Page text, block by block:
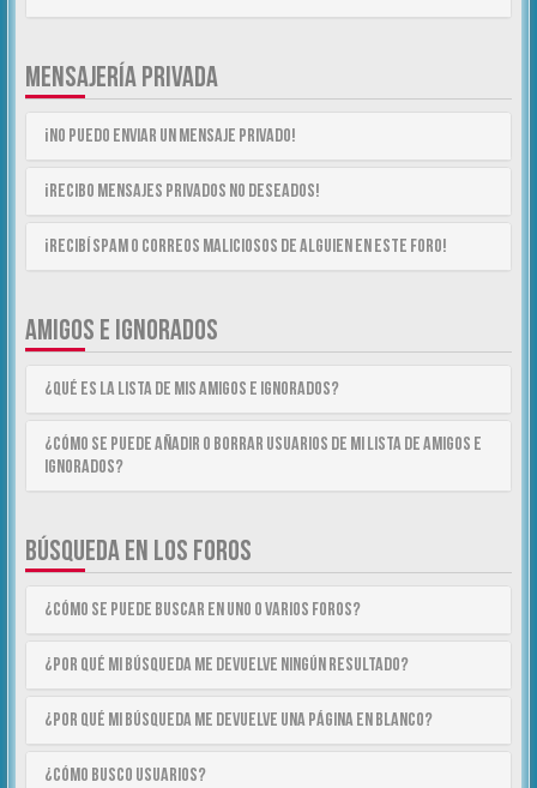
MENSAJERÍA PRIVADA
¡No puedo enviar un mensaje privado!
¡Recibo mensajes privados no deseados!
¡Recibí spam o correos maliciosos de alguien en este foro!
AMIGOS E IGNORADOS
¿Qué es la lista de Mis Amigos e Ignorados?
¿Cómo se puede añadir o borrar usuarios de mi lista de Amigos e
Ignorados?
BÚSQUEDA EN LOS FOROS
¿Cómo se puede buscar en uno o varios foros?
¿Por qué mi búsqueda me devuelve ningún resultado?
¿Por qué mi búsqueda me devuelve una página en blanco?
¿Cómo busco usuarios?